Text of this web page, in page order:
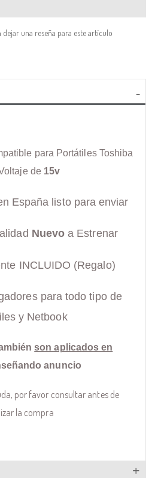
una reseña para este artículo
para Portátiles Toshiba
de 15v
España listo para enviar
Nuevo a Estrenar
INCLUIDO (Regalo)
para todo tipo de
y Netbook
son aplicados en
anuncio
por favor consultar antes de
la compra